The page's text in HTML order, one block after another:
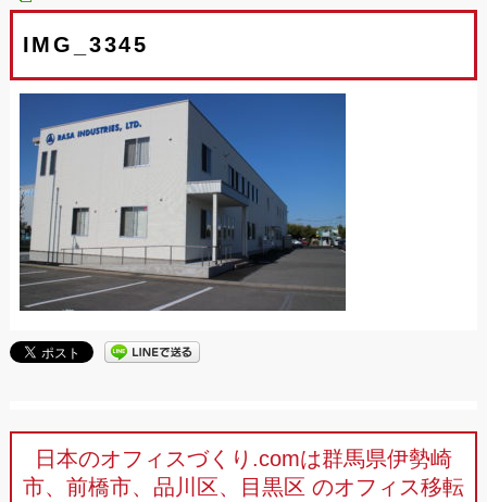
IMG_3345
日本のオフィスづくり.comは群馬県伊勢崎
市、前橋市、品川区、目黒区 のオフィス移転